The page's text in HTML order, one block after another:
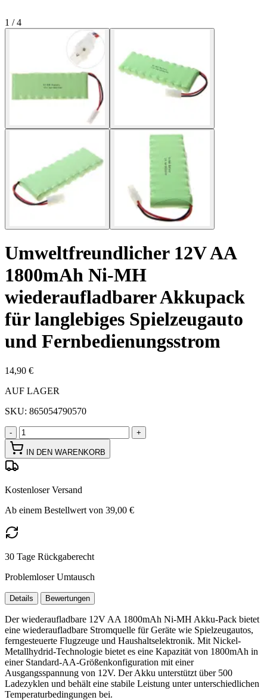
1 / 4
Umweltfreundlicher 12V AA
1800mAh Ni-MH
wiederaufladbarer Akkupack
für langlebiges Spielzeugauto
und Fernbedienungsstrom
14,90 €
AUF LAGER
SKU: 865054790570
- +
IN DEN WARENKORB
Kostenloser Versand
Ab einem Bestellwert von 39,00 €
30 Tage Rückgaberecht
Problemloser Umtausch
Details Bewertungen
Der wiederaufladbare 12V AA 1800mAh Ni-MH Akku-Pack bietet
eine wiederaufladbare Stromquelle für Geräte wie Spielzeugautos,
ferngesteuerte Flugzeuge und Haushaltselektronik. Mit Nickel-
Metallhydrid-Technologie bietet es eine Kapazität von 1800mAh in
einer Standard-AA-Größenkonfiguration mit einer
Ausgangsspannung von 12V. Der Akku unterstützt über 500
Ladezyklen und behält eine stabile Leistung unter unterschiedlichen
Temperaturbedingungen bei.